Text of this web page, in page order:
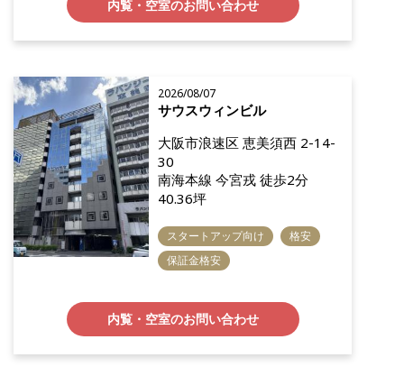
内覧・空室のお問い合わせ
2026/08/07
サウスウィンビル
大阪市浪速区 恵美須西 2-14-
30
南海本線 今宮戎 徒歩2分
40.36坪
スタートアップ向け
格安
保証金格安
内覧・空室のお問い合わせ